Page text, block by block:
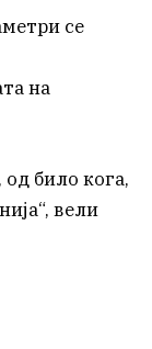
се
на
било кога,
вели